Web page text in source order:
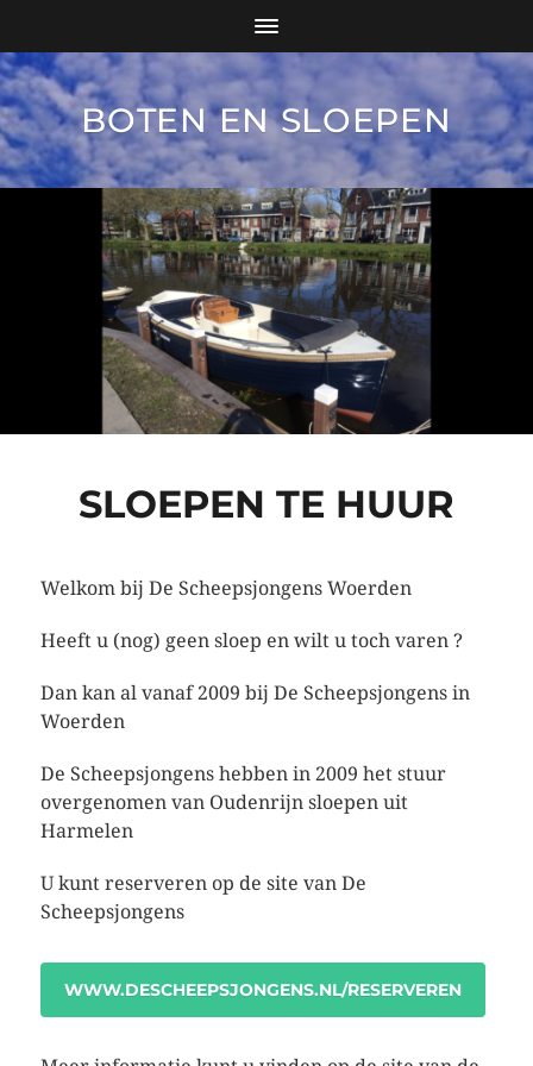
BOTEN EN SLOEPEN
SLOEPEN TE HUUR
Welkom bij De Scheepsjongens Woerden
Heeft u (nog) geen sloep en wilt u toch varen ?
Dan kan al vanaf 2009 bij De Scheepsjongens in
Woerden
De Scheepsjongens hebben in 2009 het stuur
overgenomen van Oudenrijn sloepen uit
Harmelen
U kunt reserveren op de site van De
Scheepsjongens
WWW.DESCHEEPSJONGENS.NL/RESERVEREN